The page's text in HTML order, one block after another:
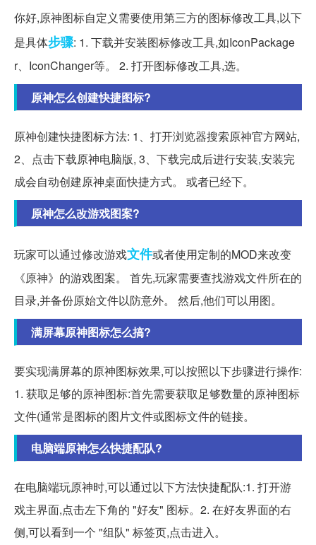
你好,原神图标自定义需要使用第三方的图标修改工具,以下
是具体步骤: 1. 下载并安装图标修改工具,如IconPackage
r、IconChanger等。 2. 打开图标修改工具,选。
原神怎么创建快捷图标?
原神创建快捷图标方法: 1、打开浏览器搜索原神官方网站,
2、点击下载原神电脑版, 3、下载完成后进行安装,安装完
成会自动创建原神桌面快捷方式。 或者已经下。
原神怎么改游戏图案?
玩家可以通过修改游戏文件或者使用定制的MOD来改变
《原神》的游戏图案。 首先,玩家需要查找游戏文件所在的
目录,并备份原始文件以防意外。 然后,他们可以用图。
满屏幕原神图标怎么搞?
要实现满屏幕的原神图标效果,可以按照以下步骤进行操作:
1. 获取足够的原神图标:首先需要获取足够数量的原神图标
文件(通常是图标的图片文件或图标文件的链接。
电脑端原神怎么快捷配队?
在电脑端玩原神时,可以通过以下方法快捷配队:1. 打开游
戏主界面,点击左下角的 "好友" 图标。2. 在好友界面的右
侧,可以看到一个 "组队" 标签页,点击进入。